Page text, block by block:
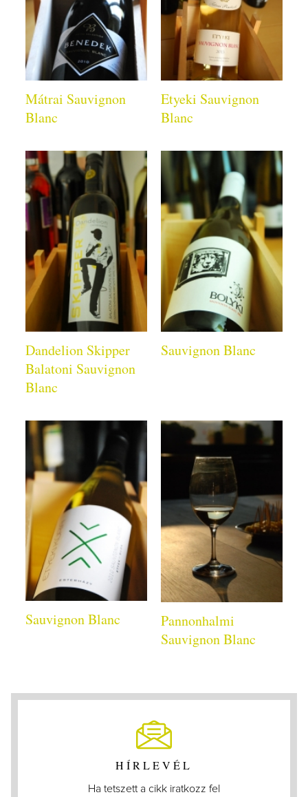
Mátrai Sauvignon
Blanc
Etyeki Sauvignon
Blanc
Dandelion Skipper
Balatoni Sauvignon
Blanc
Sauvignon Blanc
Sauvignon Blanc
Pannonhalmi
Sauvignon Blanc
HÍRLEVÉL
Ha tetszett a cikk iratkozz fel